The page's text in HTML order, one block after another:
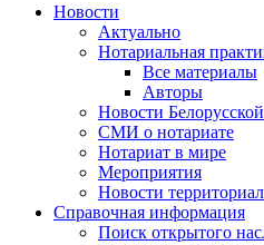
Новости
Актуально
Нотариальная
Все материалы
Авторы
Новости
СМИ о нотариате
Нотариат в мире
Мероприятия
Новости
Справочная информация
Поиск открытого